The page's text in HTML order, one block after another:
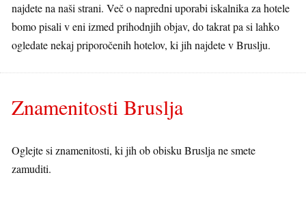
najdete na naši strani. Več o napredni uporabi iskalnika za hotele
bomo pisali v eni izmed prihodnjih objav, do takrat pa si lahko
ogledate nekaj priporočenih hotelov, ki jih najdete v Bruslju.
Znamenitosti Bruslja
Oglejte si znamenitosti, ki jih ob obisku Bruslja ne smete
zamuditi.